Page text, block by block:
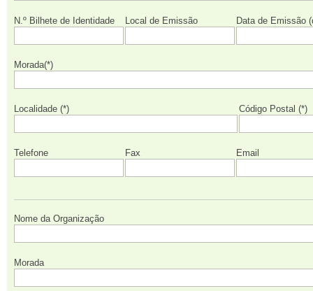
N.º Bilhete de Identidade Local de Emissão Data de Emissão
Morada(*)
Localidade (*) Código Postal (*)
Telefone Fax Email
Nome da Organização
Morada